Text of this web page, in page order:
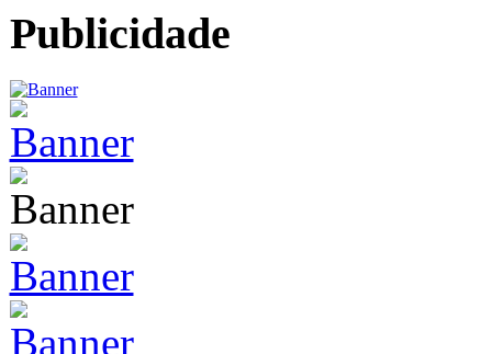
Publicidade